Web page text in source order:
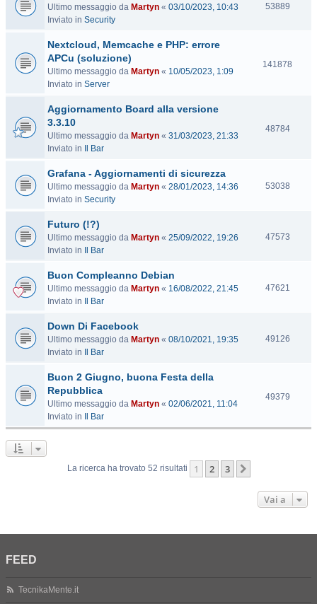
t
Ultimo messaggio da Martyn « 03/10/2023, 10:43
Inviato in Security
53889V
e
Nextcloud, Memcache e PHP: errore
APCu (soluzione)
Ultimo messaggio da Martyn « 10/05/2023, 1:09
Inviato in Server
141878
Aggiornamento Board alla versione
3.3.10
Ultimo messaggio da Martyn « 31/03/2023, 21:33
Inviato in
Il Bar
48784V
e
Grafana - Aggiornamenti di sicurezza
Ultimo messaggio da Martyn « 28/01/2023, 14:36
Inviato in Security
53038V
t
Futuro (!?)
Ultimo messaggio da Martyn « 25/09/2022, 19:26
Inviato in
Il Bar
47573V
Buon Compleanno Debian
Ultimo messaggio da Martyn « 16/08/2022, 21:45
Inviato in
Il Bar
47621
t
Down Di Facebook
Ultimo messaggio da Martyn « 08/10/2021, 19:35
Inviato in
Il Bar
49126V
e
Buon 2 Giugno, buona Festa della
Repubblica
Ultimo messaggio da Martyn « 02/06/2021, 11:04
Inviato in
Il Bar
49379V
La ricerca ha trovato 52 risultati
1 2 3
Vai a
FEED
TecnikaMente.it